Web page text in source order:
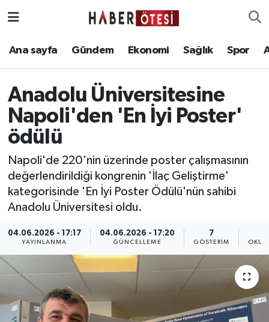
Ana sayfa Gündem Ekonomi Sağlık Spor
Anadolu Üniversitesine
Napoli'den 'En İyi Poster'
ödülü
Napoli'de 220'nin üzerinde poster çalışmasının
değerlendirildiği kongrenin 'İlaç Geliştirme'
kategorisinde 'En İyi Poster Ödülü'nün sahibi
Anadolu Üniversitesi oldu.
04.06.2026 - 17:17
YAYINLANMA
04.06.2026 - 17:20
GÜNCELLEME
7
GÖSTERIM
Ana sayfa
Ekonomi
Sağlık
Asayiş
Teknoloji
Eskişehir Nöbetçi Eczaneler
Eskişehir Namaz Vakitleri
Eskişehir Trafik Yoğunluk Haritası
Süper Lig Puan Durumu ve Fikstür
Tüm Manşetler
Son Dakika Haberleri
Haber Arşivi